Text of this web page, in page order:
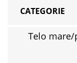
CATEGORIE
Telo